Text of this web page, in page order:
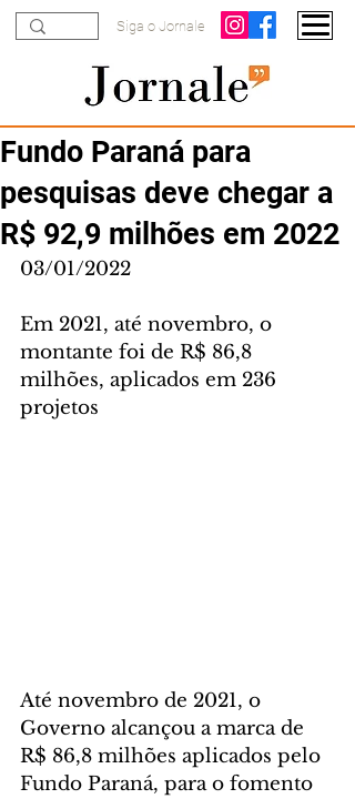
Siga o Jornale
Fundo Paraná para
pesquisas deve chegar a
R$ 92,9 milhões em 2022
03/01/2022
Em 2021, até novembro, o
montante foi de R$ 86,8
milhões, aplicados em 236
projetos
Até novembro de 2021, o
Governo alcançou a marca de
R$ 86,8 milhões aplicados pelo
Fundo Paraná, para o fomento